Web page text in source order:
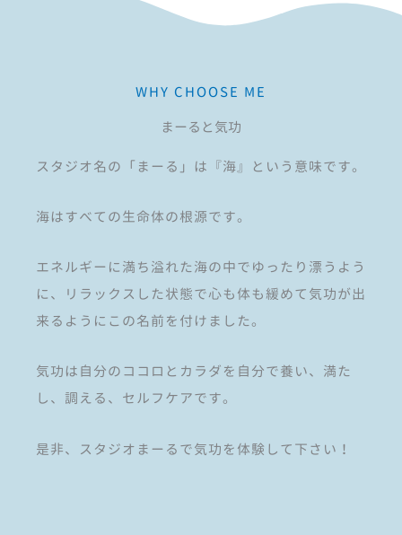
WHY CHOOSE ME
まーると気功
スタジオ名の「まーる」は『海』という意味です。
海はすべての生命体の根源です。
エネルギーに満ち溢れた海の中でゆったり漂うよう
に、リラックスした状態で心も体も緩めて気功が出
来るようにこの名前を付けました。
気功は自分のココロとカラダを自分で養い、満た
し、調える、セルフケアです。
是非、スタジオまーるで気功を体験して下さい！